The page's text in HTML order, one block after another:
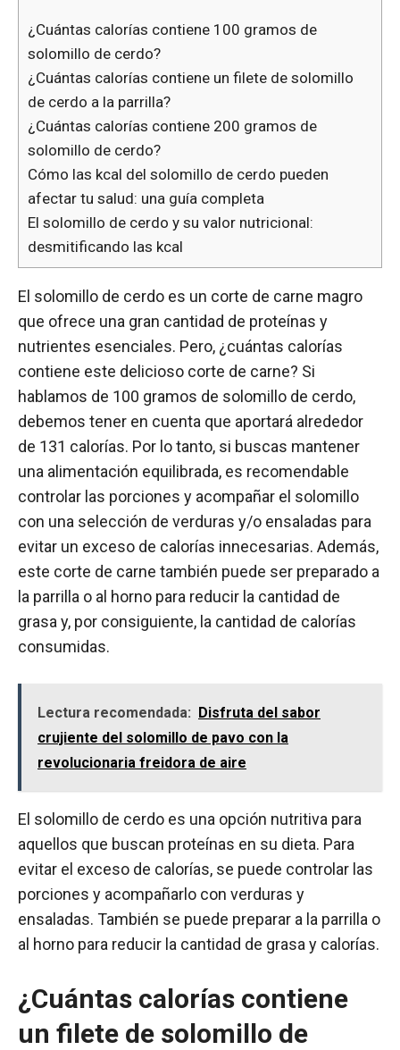
¿Cuántas calorías contiene 100 gramos de
solomillo de cerdo?
¿Cuántas calorías contiene un filete de solomillo
de cerdo a la parrilla?
¿Cuántas calorías contiene 200 gramos de
solomillo de cerdo?
Cómo las kcal del solomillo de cerdo pueden
afectar tu salud: una guía completa
El solomillo de cerdo y su valor nutricional:
desmitificando las kcal
El solomillo de cerdo es un corte de carne magro
que ofrece una gran cantidad de proteínas y
nutrientes esenciales. Pero, ¿cuántas calorías
contiene este delicioso corte de carne? Si
hablamos de 100 gramos de solomillo de cerdo,
debemos tener en cuenta que aportará alrededor
de 131 calorías. Por lo tanto, si buscas mantener
una alimentación equilibrada, es recomendable
controlar las porciones y acompañar el solomillo
con una selección de verduras y/o ensaladas para
evitar un exceso de calorías innecesarias. Además,
este corte de carne también puede ser preparado a
la parrilla o al horno para reducir la cantidad de
grasa y, por consiguiente, la cantidad de calorías
consumidas.
Lectura recomendada: Disfruta del sabor
crujiente del solomillo de pavo con la
revolucionaria freidora de aire
El solomillo de cerdo es una opción nutritiva para
aquellos que buscan proteínas en su dieta. Para
evitar el exceso de calorías, se puede controlar las
porciones y acompañarlo con verduras y
ensaladas. También se puede preparar a la parrilla o
al horno para reducir la cantidad de grasa y calorías.
¿Cuántas calorías contiene
un filete de solomillo de